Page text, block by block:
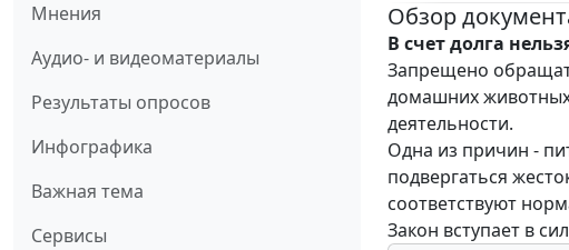
Мнения
Аудио- и видеоматериалы
Результаты опросов
Инфографика
Важная тема
Сервисы
Обзор
В счет долга
Запрещено
домашних
деятельности.
Одна из причин -
подвергаться
соответствуют
Закон вступает в